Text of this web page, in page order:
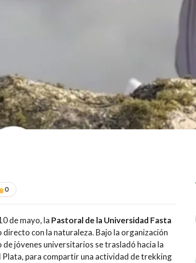
0
de mayo, la Pastoral de la Universidad Fasta
con la naturaleza. Bajo la organización
de jóvenes universitarios se trasladó hacia la
Plata, para compartir una actividad de trekking